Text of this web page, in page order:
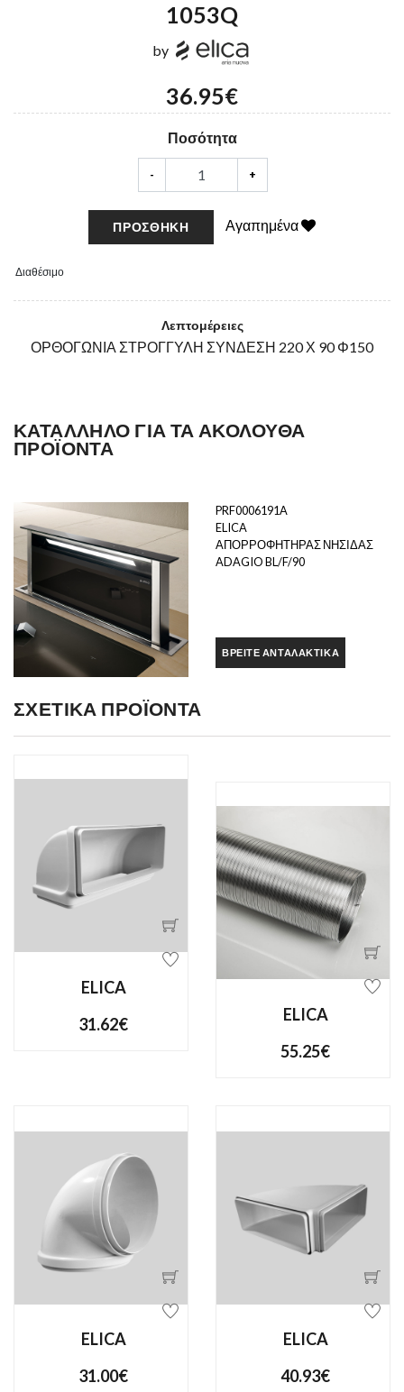
1053Q
by
36.95€
Ποσότητα
- +
ΠΡΟΣΘΉΚΗ Αγαπημένα
Διαθέσιμο
Λεπτομέρειες
ΟΡΘΟΓΩΝΙΑ ΣΤΡΟΓΓΥΛΗ ΣΥΝΔΕΣΗ 220 Χ 90 Φ150
ΚΑΤΆΛΛΗΛΟ ΓΙΑ ΤΑ ΑΚΌΛΟΥΘΑ
ΠΡΟΪΌΝΤΑ
PRF0006191A
ELICA
ΑΠΟΡΡΟΦΗΤΗΡΑΣ ΝΗΣΙΔΑΣ
ADAGIO BL/F/90
ΒΡΕΊΤΕ ΑΝΤΑΛΑΚΤΙΚΆ
ΣΧΕΤΙΚΆ ΠΡΟΪΌΝΤΑ
ELICA
31.62€
ELICA
55.25€
ELICA
31.00€
ELICA
40.93€